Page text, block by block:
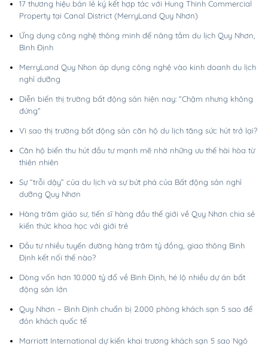
17 thương hiệu bán lẻ ký kết hợp tác với Hung Thinh Commercial
Property tại Canal District (MerryLand Quy Nhơn)
Ứng dụng công nghệ thông minh để nâng tầm du lịch Quy Nhơn,
Bình Định
MerryLand Quy Nhon áp dụng công nghệ vào kinh doanh du lịch
nghỉ dưỡng
Diễn biến thị trường bất động sản hiện nay: “Chậm nhưng không
đứng”
Vì sao thị trường bất động sản căn hộ du lịch tăng sức hút trở lại?
Căn hộ biển thu hút đầu tư mạnh mẽ nhờ những ưu thế hài hòa từ
thiên nhiên
Sự “trỗi dậy” của du lịch và sự bứt phá của Bất động sản nghỉ
dưỡng Quy Nhơn
Hàng trăm giáo sư, tiến sĩ hàng đầu thế giới về Quy Nhơn chia sẻ
kiến thức khoa học với giới trẻ
Đầu tư nhiều tuyến đường hàng trăm tỷ đồng, giao thông Bình
Định kết nối thế nào?
Dòng vốn hơn 10.000 tỷ đổ về Bình Định, hé lộ nhiều dự án bất
động sản lớn
Quy Nhơn – Bình Định chuẩn bị 2.000 phòng khách sạn 5 sao để
đón khách quốc tế
Marriott International dự kiến khai trương khách sạn 5 sao Ngô